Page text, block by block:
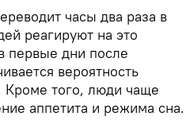
часы два раза в
реагируют на это
первые дни после
вероятность
Кроме того, люди чаще
аппетита и режима сна.